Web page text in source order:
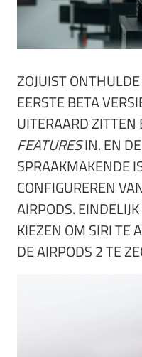
ZOJUIST ONTHULDE
EERSTE BETA
UITERAARD
FEATURESIN. EN
SPRAAKMAKENDE
CONFIGUREREN
AIRPODS.
KIEZEN OM SIRI TE
DE AIRPODS 2 TE